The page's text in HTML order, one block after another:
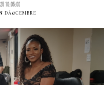
10:05:00
DÃ©CEMBRE